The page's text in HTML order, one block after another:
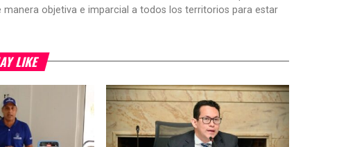
objetiva e imparcial a todos los territorios para estar
LIKE